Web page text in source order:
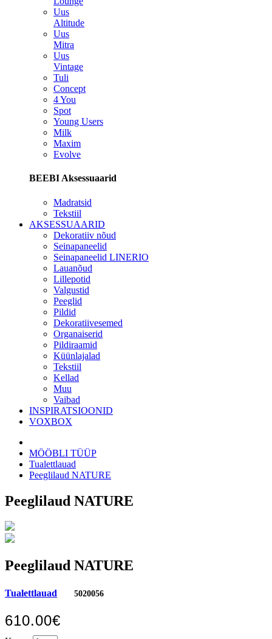
Uus
Altitude
Uus
Mitra
Uus
Vintage
Tuli
Concept
4 You
Spot
Young Users
Milk
Maxim
Evolve
BEEBI Aksessuaarid
Madratsid
Tekstiil
AKSESSUAARID
Dekoratiiv nõud
Seinapaneelid
Seinapaneelid LINERIO
Lauanõud
Lillepotid
Valgustid
Peeglid
Pildid
Dekoratiivesemed
Organaiserid
Pildiraamid
Küünlajalad
Tekstiil
Kellad
Muu
Vaibad
INSPIRATSIOONID
VOXBOX
MÖÖBLI TÜÜP
Tualettlauad
Peeglilaud NATURE
Peeglilaud NATURE
Peeglilaud NATURE
Tualettlauad 5020056
610.00€